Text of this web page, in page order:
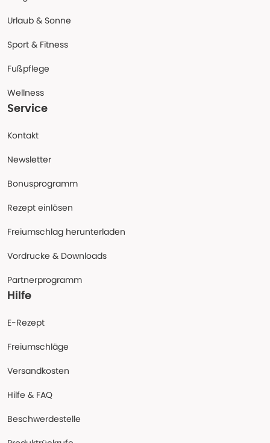
Urlaub & Sonne
Sport & Fitness
Fußpflege
Wellness
Service
Kontakt
Newsletter
Bonusprogramm
Rezept einlösen
Freiumschlag herunterladen
Vordrucke & Downloads
Partnerprogramm
Hilfe
E-Rezept
Freiumschläge
Versandkosten
Hilfe & FAQ
Beschwerdestelle